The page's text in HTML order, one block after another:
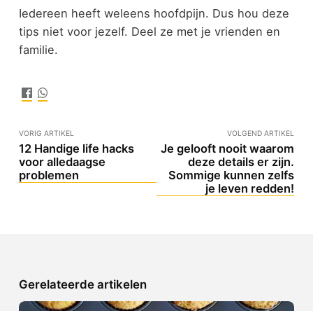
Iedereen heeft weleens hoofdpijn. Dus hou deze
tips niet voor jezelf. Deel ze met je vrienden en
familie.
VORIG ARTIKEL
12 Handige life hacks
voor alledaagse
problemen
VOLGEND ARTIKEL
Je gelooft nooit waarom
deze details er zijn.
Sommige kunnen zelfs
je leven redden!
Gerelateerde artikelen